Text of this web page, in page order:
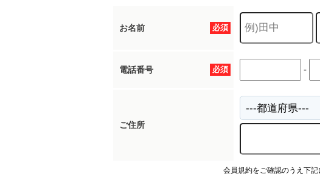
必須
お名前
必須
電話番号 -
ご住所
会員規約をご確認のうえ下記